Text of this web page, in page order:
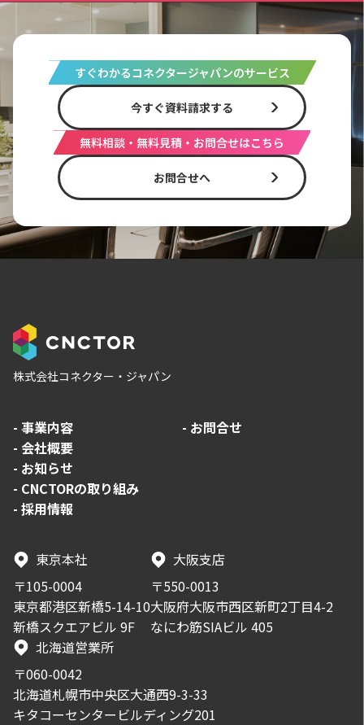
すぐわかるコネクタージャパンのサービス
今すぐ資料請求する
無料相談・無料見積・お問合せはこちら
お問合せへ
株式会社コネクター・ジャパン
東京本社
〒105-0004
東京都港区新橋5-14-10
新橋スクエアビル 9F
大阪支店
〒550-0013
大阪府大阪市西区新町2丁目4-2
なにわ筋SIAビル 405
北海道営業所
〒060-0042
北海道札幌市中央区大通西9-3-33
キタコーセンタービルディング201
- 事業内容
- 会社概要
- お知らせ
- CNCTORの取り組み
- 採用情報
- お問合せ